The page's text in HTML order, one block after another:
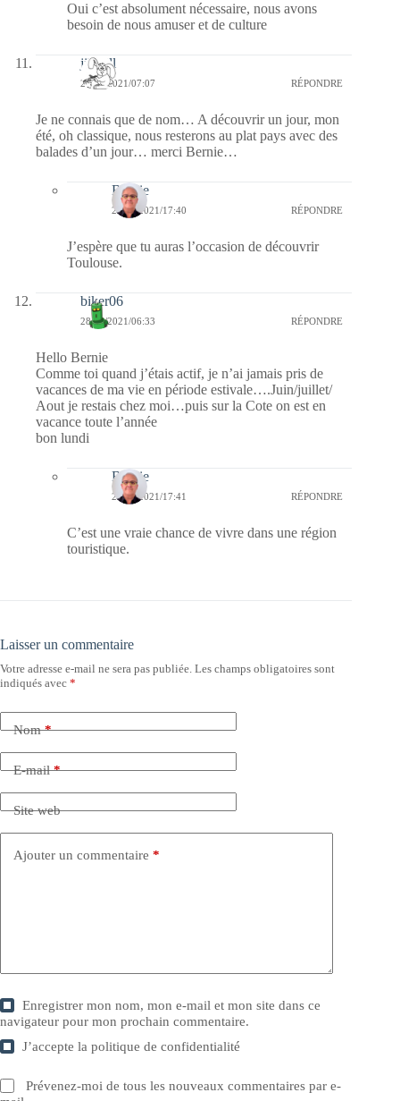
Oui c’est absolument nécessaire, nous avons
besoin de nous amuser et de culture
jill bill
28/06/2021/07:07 RÉPONDRE
Je ne connais que de nom… A découvrir un jour, mon
été, oh classique, nous resterons au plat pays avec des
balades d’un jour… merci Bernie…
Bernie
28/06/2021/17:40 RÉPONDRE
J’espère que tu auras l’occasion de découvrir
Toulouse.
biker06
28/06/2021/06:33 RÉPONDRE
Hello Bernie
Comme toi quand j’étais actif, je n’ai jamais pris de
vacances de ma vie en période estivale….Juin/juillet/
Aout je restais chez moi…puis sur la Cote on est en
vacance toute l’année
bon lundi
Bernie
28/06/2021/17:41 RÉPONDRE
C’est une vraie chance de vivre dans une région
touristique.
Laisser un commentaire
Votre adresse e-mail ne sera pas publiée. Les champs obligatoires sont
indiqués avec *
Nom*
E-mail*
Site web
Ajouter un commentaire *
Enregistrer mon nom, mon e-mail et mon site dans ce
navigateur pour mon prochain commentaire.
J’accepte lapolitique de confidentialité
Prévenez-moi de tous les nouveaux commentaires par e-